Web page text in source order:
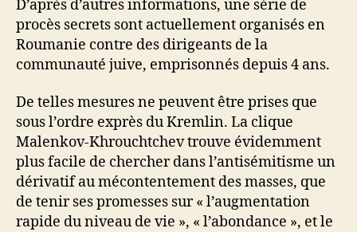
D’après d’autres informations, une série de
procès secrets sont actuellement organisés en
Roumanie contre des dirigeants de la
communauté juive, emprisonnés depuis 4 ans.
De telles mesures ne peuvent être prises que
sous l’ordre exprès du Kremlin. La clique
Malenkov-Khrouchtchev trouve évidemment
plus facile de chercher dans l’antisémitisme un
dérivatif au mécontentement des masses, que
de tenir ses promesses sur « l’augmentation
rapide du niveau de vie », « l’abondance », et le